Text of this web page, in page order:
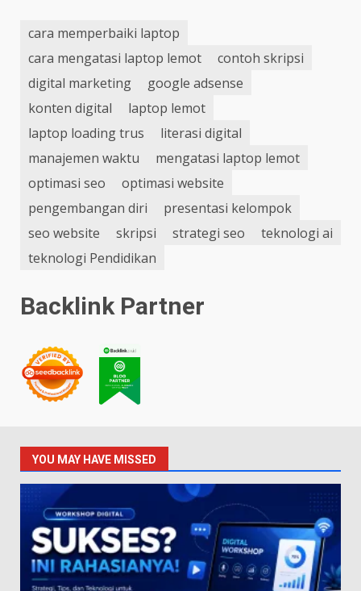
cara memperbaiki laptop
cara mengatasi laptop lemot
contoh skripsi
digital marketing
google adsense
konten digital
laptop lemot
laptop loading trus
literasi digital
manajemen waktu
mengatasi laptop lemot
optimasi seo
optimasi website
pengembangan diri
presentasi kelompok
seo website
skripsi strategi seo
teknologi ai
teknologi Pendidikan
Backlink Partner
YOU MAY HAVE MISSED